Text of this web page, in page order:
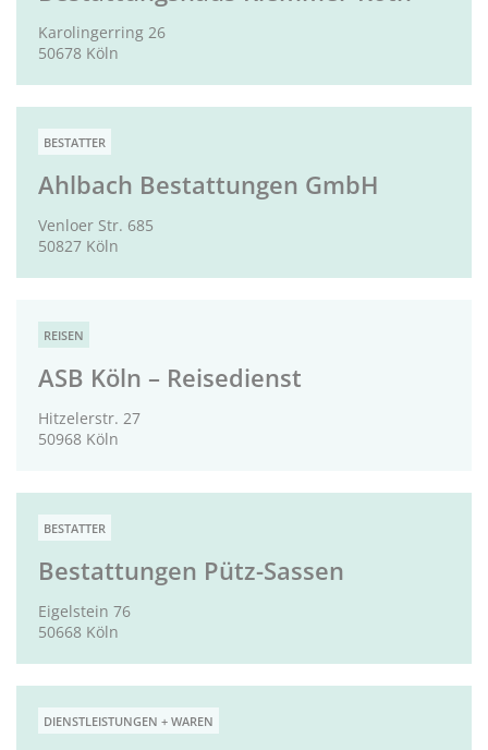
Karolingerring 26
50678 Köln
BESTATTER
Ahlbach Bestattungen GmbH
Venloer Str. 685
50827 Köln
REISEN
ASB Köln – Reisedienst
Hitzelerstr. 27
50968 Köln
BESTATTER
Bestattungen Pütz-Sassen
Eigelstein 76
50668 Köln
DIENSTLEISTUNGEN + WAREN